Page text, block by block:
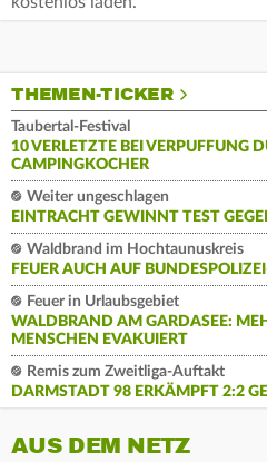
THEMEN-TICKER
Taubertal-Festival
10 VERLETZTE BEI VERPUFFUNG
CAMPINGKOCHER
Weiter ungeschlagen
EINTRACHT GEWINNT TEST
Waldbrand im Hochtaunuskreis
FEUER AUCH AUF
Feuer in Urlaubsgebiet
WALDBRAND AM GARDASEE:
MENSCHEN EVAKUIERT
Remis zum Zweitliga-Auftakt
DARMSTADT 98 ERKÄMPFT 2:2
AUS DEM NETZ